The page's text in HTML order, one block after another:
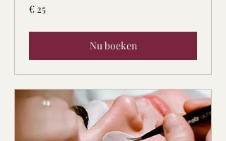
25
euro
€ 25
Nu boeken